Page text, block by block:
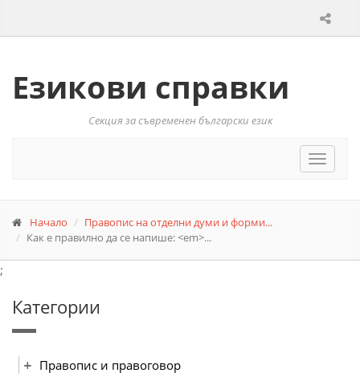
Езикови справки
Секция за съвременен български език
Toggle
Начало
Правопис на отделни думи и форми...
Как е правилно да се напише: <em>...
;
Категории
Правопис и правоговор